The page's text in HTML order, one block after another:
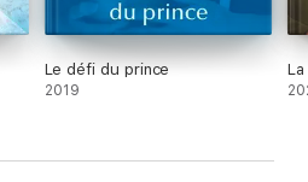
Le défi du prince
2019